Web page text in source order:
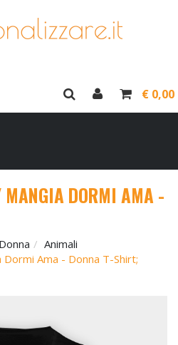
€ 0,00
MANGIA DORMI AMA -
Donna
Animali
Ama - Donna T-Shirt;